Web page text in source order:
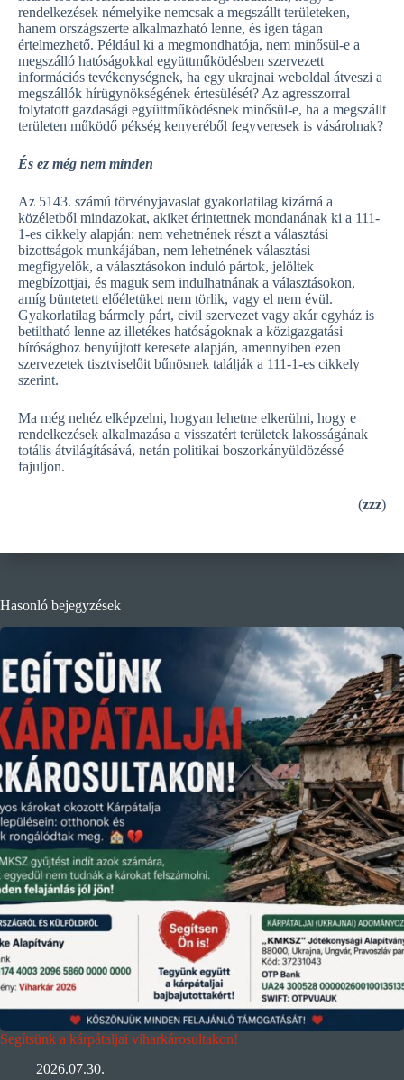
rendelkezések némelyike nemcsak a megszállt területeken,
hanem országszerte alkalmazható lenne, és igen tágan
értelmezhető. Például ki a megmondhatója, nem minősül-e a
megszálló hatóságokkal együttműködésben szervezett
információs tevékenységnek, ha egy ukrajnai weboldal átveszi a
megszállók hírügynökségének értesülését? Az agresszorral
folytatott gazdasági együttműködésnek minősül-e, ha a megszállt
területen működő pékség kenyeréből fegyveresek is vásárolnak?
És ez még nem minden
Az 5143. számú törvényjavaslat gyakorlatilag kizárná a
közéletből mindazokat, akiket érintettnek mondanának ki a 111-
1-es cikkely alapján: nem vehetnének részt a választási
bizottságok munkájában, nem lehetnének választási
megfigyelők, a választásokon induló pártok, jelöltek
megbízottjai, és maguk sem indulhatnának a választásokon,
amíg büntetett előéletüket nem törlik, vagy el nem évül.
Gyakorlatilag bármely párt, civil szervezet vagy akár egyház is
betiltható lenne az illetékes hatóságoknak a közigazgatási
bírósághoz benyújtott keresete alapján, amennyiben ezen
szervezetek tisztviselőit bűnösnek találják a 111-1-es cikkely
szerint.
Ma még nehéz elképzelni, hogyan lehetne elkerülni, hogy e
rendelkezések alkalmazása a visszatért területek lakosságának
totális átvilágításává, netán politikai boszorkányüldözéssé
fajuljon.
(zzz)
Hasonló bejegyzések
Segítsünk a kárpátaljai viharkárosultakon!
2026.07.30.